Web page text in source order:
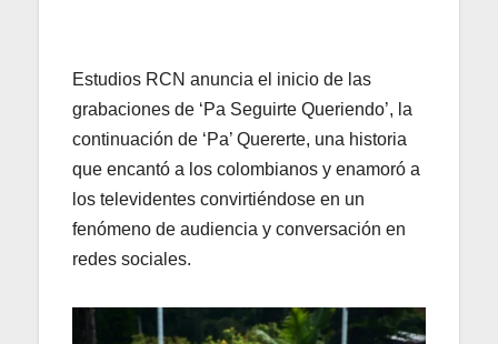
Estudios RCN anuncia el inicio de las
grabaciones de ‘Pa Seguirte Queriendo’, la
continuación de ‘Pa’ Quererte, una historia
que encantó a los colombianos y enamoró a
los televidentes convirtiéndose en un
fenómeno de audiencia y conversación en
redes sociales.